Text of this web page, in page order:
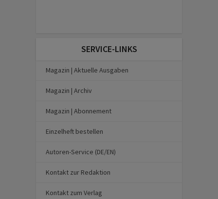
SERVICE-LINKS
Magazin | Aktuelle Ausgaben
Magazin | Archiv
Magazin | Abonnement
Einzelheft bestellen
Autoren-Service (DE/EN)
Kontakt zur Redaktion
Kontakt zum Verlag